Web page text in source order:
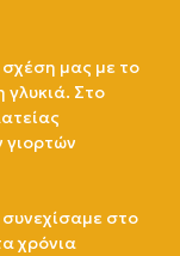
μας με το
γλυκιά. Στο
γιορτών
στο
χρόνια